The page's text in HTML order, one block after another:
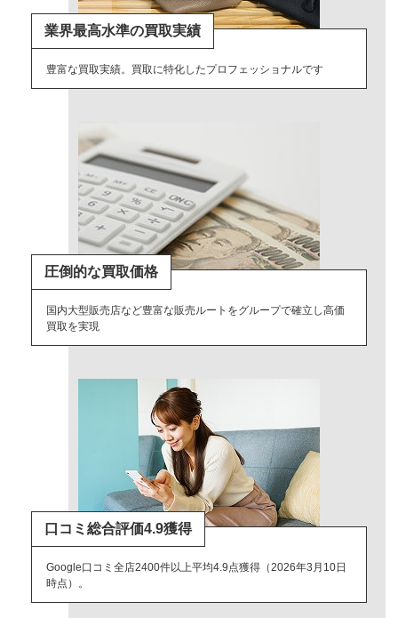
業界最高水準の買取実績
豊富な買取実績。買取に特化したプロフェッショナルです
圧倒的な買取価格
国内大型販売店など豊富な販売ルートをグループで確立し高価
買取を実現
口コミ総合評価4.9獲得
Google口コミ全店2400件以上平均4.9点獲得（2026年3月10日
時点）。